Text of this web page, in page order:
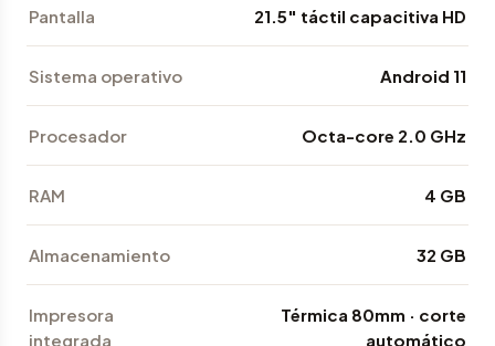
Pantalla 21.5" táctil capacitiva HD
Sistema operativo Android 11
Procesador Octa-core 2.0 GHz
RAM 4 GB
Almacenamiento 32 GB
Impresora
integrada
Térmica 80mm · corte
automático